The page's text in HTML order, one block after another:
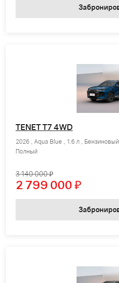
TENET T7 4WD
2026 , Aqua Blue , 1.6 л ,
Полный
3 140 000 ₽
2 799 000 ₽